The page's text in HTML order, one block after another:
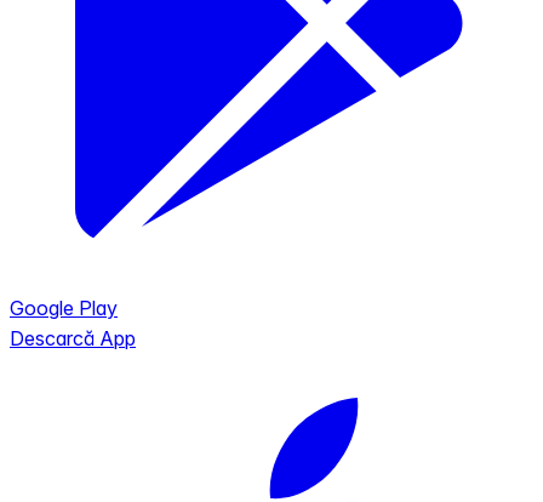
Google Play
Descarcă App